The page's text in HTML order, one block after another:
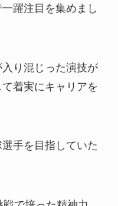
躍注目を集めまし
り混じった演技が
着実にキャリアを
手を目指していた